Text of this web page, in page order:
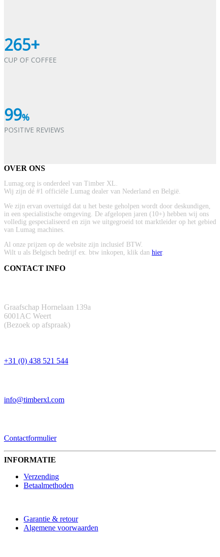
265+
CUP OF COFFEE
99%
POSITIVE REVIEWS
OVER ONS
Lumag.org is onderdeel van Timber XL.
Wij zijn dé #1 officiële Lumag dealer van Nederland en België.
We zijn ervan overtuigd dat u het beste geholpen wordt door deskundigen,
in een specialistische omgeving. De afgelopen jaren (10+) hebben wij ons
volledig gespecialiseerd en zijn we uitgegroeid tot marktleider op het gebied
van Lumag machines.
Al onze prijzen op de website zijn inclusief BTW.
Wilt u als Belgisch bedrijf ex. btw inkopen, klik dan hier.
CONTACT INFO
Graafschap Hornelaan 139a
6001AC Weert
(Bezoek op afspraak)
+31 (0) 438 521 544
info@timberxl.com
Contactformulier
INFORMATIE
Verzending
Betaalmethoden
Garantie & retour
Algemene voorwaarden